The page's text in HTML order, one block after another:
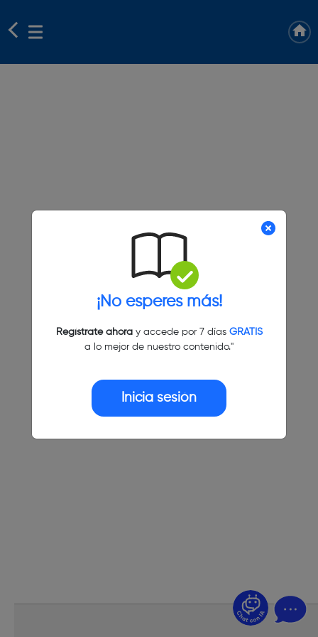
¡No esperes más!
Regístrate ahoray accede por 7 días GRATIS
a lo mejor de nuestro contenido."
Inicia sesión